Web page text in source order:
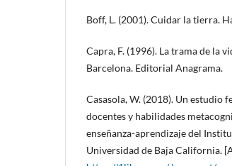
Boff, L. (2001). Cuidar la tierra.
Capra, F. (1996). La trama de la
Barcelona. Editorial Anagrama.
Casasola, W. (2018). Un estudio
docentes y habilidades
enseñanza-aprendizaje del
Universidad de Baja California.